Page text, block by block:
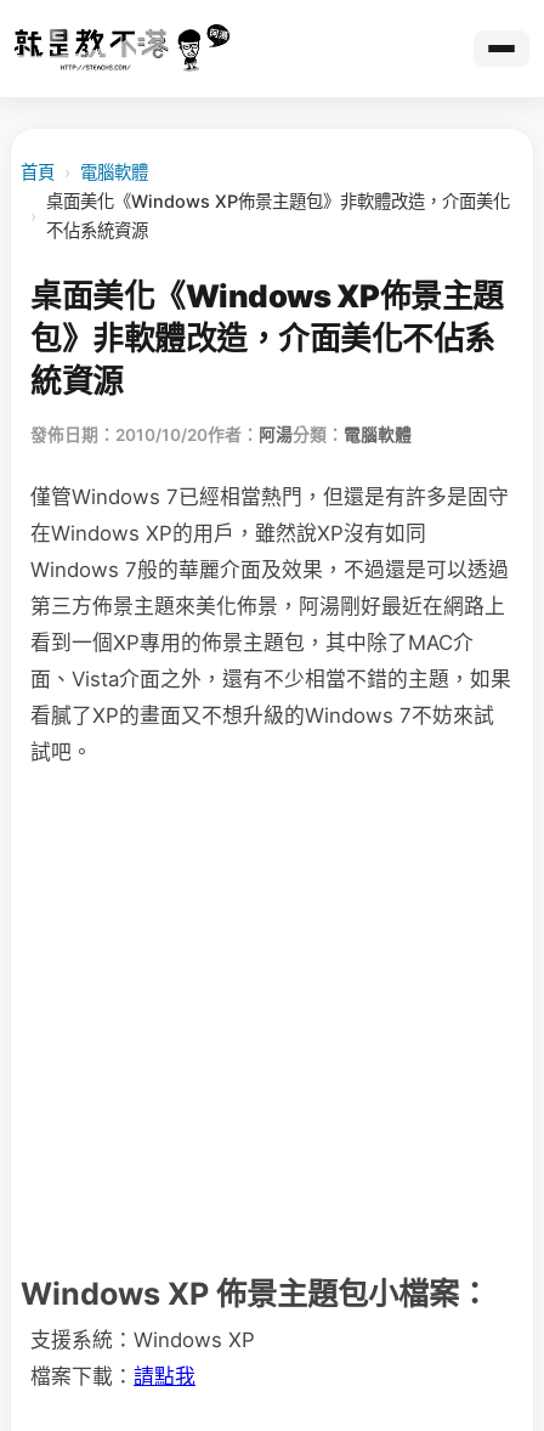
首頁 › 電腦軟體
›
桌面美化《Windows XP佈景主題包》非軟體改造，介面美化
不佔系統資源
桌面美化《Windows XP佈景主題
包》非軟體改造，介面美化不佔系
統資源
發佈日期：2010/10/20作者： 阿湯分類： 電腦軟體
僅管Windows 7已經相當熱門，但還是有許多是固守
在Windows XP的用戶，雖然說XP沒有如同
Windows 7般的華麗介面及效果，不過還是可以透過
第三方佈景主題來美化佈景，阿湯剛好最近在網路上
看到一個XP專用的佈景主題包，其中除了MAC介
面、Vista介面之外，還有不少相當不錯的主題，如果
看膩了XP的畫面又不想升級的Windows 7不妨來試
試吧。
Windows XP 佈景主題包小檔案：
支援系統：Windows XP
檔案下載： 請點我